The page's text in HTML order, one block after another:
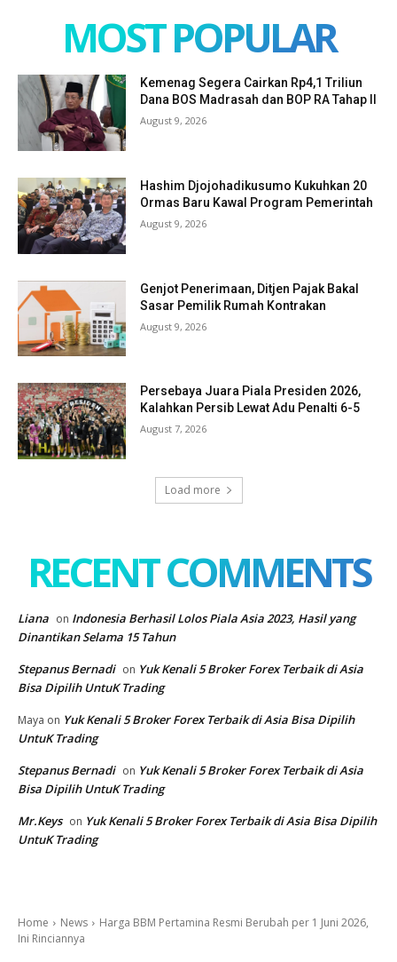
MOST POPULAR
Kemenag Segera Cairkan Rp4,1 Triliun
Dana BOS Madrasah dan BOP RA Tahap II
August 9, 2026
Hashim Djojohadikusumo Kukuhkan 20
Ormas Baru Kawal Program Pemerintah
August 9, 2026
Genjot Penerimaan, Ditjen Pajak Bakal
Sasar Pemilik Rumah Kontrakan
August 9, 2026
Persebaya Juara Piala Presiden 2026,
Kalahkan Persib Lewat Adu Penalti 6-5
August 7, 2026
Load more
RECENT COMMENTS
Liana on Indonesia Berhasil Lolos Piala Asia 2023, Hasil yang
Dinantikan Selama 15 Tahun
Stepanus Bernadi on Yuk Kenali 5 Broker Forex Terbaik di Asia
Bisa Dipilih UntuK Trading
Maya on Yuk Kenali 5 Broker Forex Terbaik di Asia Bisa Dipilih
UntuK Trading
Stepanus Bernadi on Yuk Kenali 5 Broker Forex Terbaik di Asia
Bisa Dipilih UntuK Trading
Mr.Keys on Yuk Kenali 5 Broker Forex Terbaik di Asia Bisa Dipilih
UntuK Trading